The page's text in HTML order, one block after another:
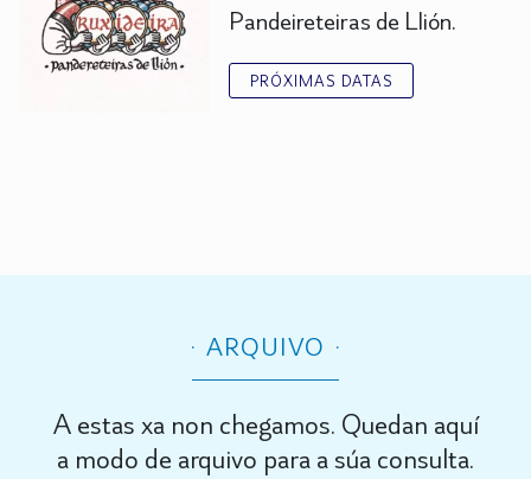
Pandeireteiras de Llión.
PRÓXIMAS DATAS
ARQUIVO
A estas xa non chegamos. Quedan aquí
a modo de arquivo para a súa consulta.